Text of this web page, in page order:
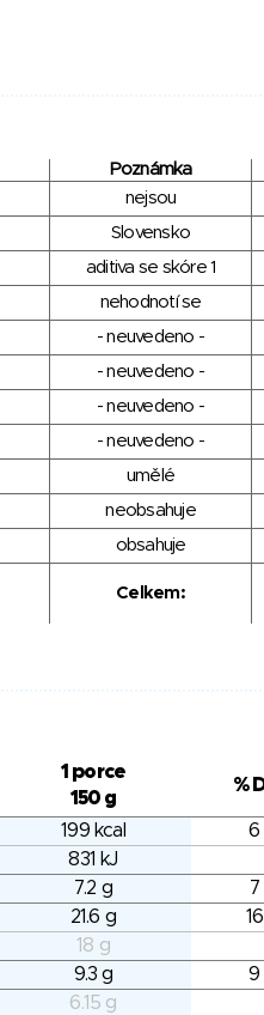
Poznámka
nejsou
Slovensko
aditiva se skóre 1
nehodnotí se
- neuvedeno -
- neuvedeno -
- neuvedeno -
- neuvedeno -
umělé
neobsahuje
obsahuje
Celkem:
1 porce
150 g
%
199 kcal
6
831 kJ
7.2 g
7
21.6 g
18 g
9.3 g
9
6.15 g